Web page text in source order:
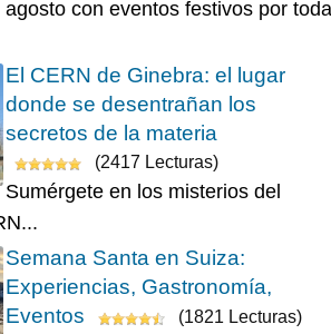
agosto con eventos festivos por toda
El CERN de Ginebra: el lugar
donde se desentrañan los
secretos de la materia
(2417 Lecturas)
Sumérgete en los misterios del
Semana Santa en Suiza:
Experiencias, Gastronomía,
Eventos
(1821 Lecturas)